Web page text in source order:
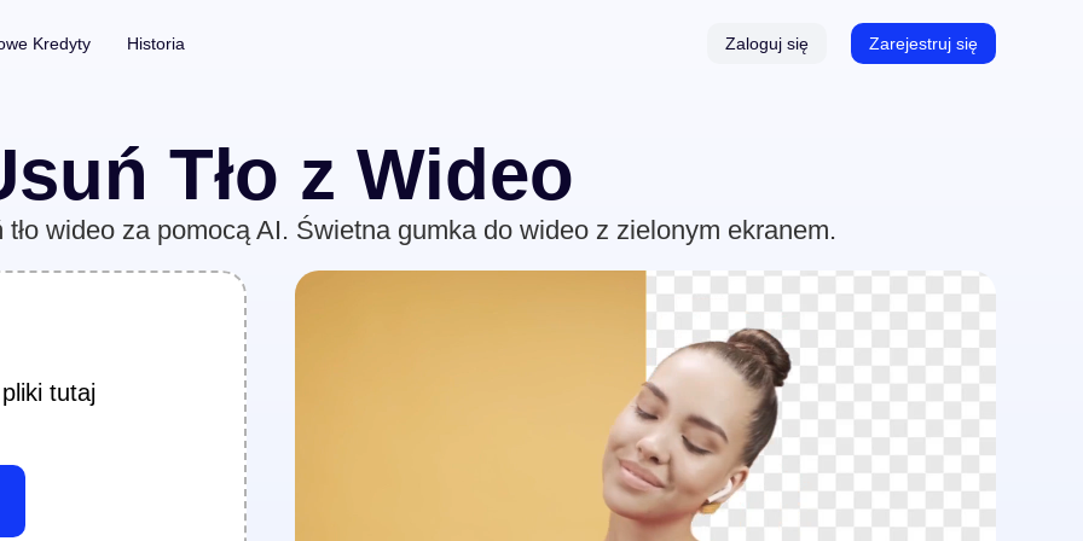
Usuwanie Tła ze Zdjęć
Usuwanie Znaku Wodnego ze Zdjęć Bez limitu
Ulepszanie Zdjęć
Automatyczny Generator Napisów
Kredyty Historia Zaloguj się Zarejestruj się
Tło z Wideo
tło wideo za pomocą AI. Świetna gumka do wideo z zielonym ekranem.
tutaj